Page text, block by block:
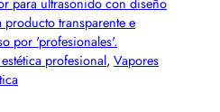
profesional, Vapores